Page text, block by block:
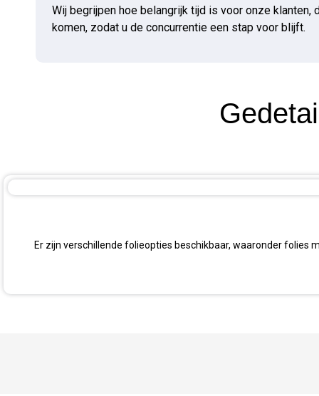
Wij begrijpen hoe belangrijk tijd is voor onze
komen, zodat u de concurrentie een stap voor blijft.
Er zijn verschillende folieopties beschikbaar, waaronder folies